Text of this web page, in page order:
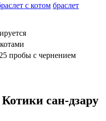
с котом браслет
пробы с чернением
сан-дзару